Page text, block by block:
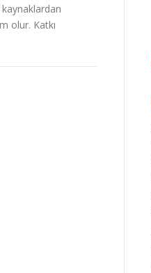
olur. Katkı